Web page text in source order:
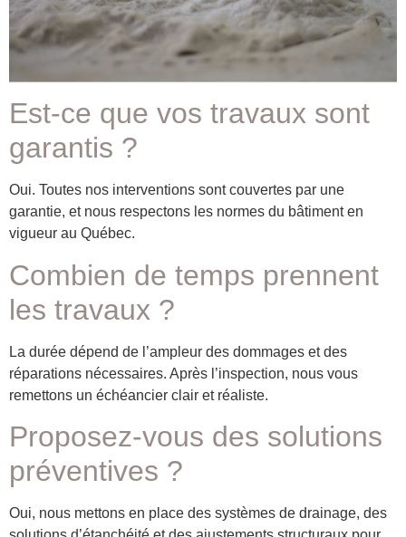
Est-ce que vos travaux sont
garantis ?
Oui. Toutes nos interventions sont couvertes par une
garantie, et nous respectons les normes du bâtiment en
vigueur au Québec.
Combien de temps prennent
les travaux ?
La durée dépend de l’ampleur des dommages et des
réparations nécessaires. Après l’inspection, nous vous
remettons un échéancier clair et réaliste.
Proposez-vous des solutions
préventives ?
Oui, nous mettons en place des systèmes de drainage, des